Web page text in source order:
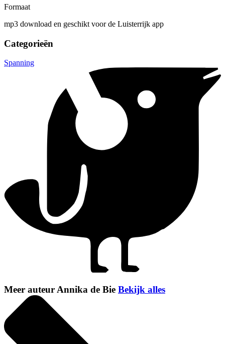
Formaat
mp3 download en geschikt voor de Luisterrijk app
Categorieën
Spanning
Meer auteur Annika de Bie Bekijk alles